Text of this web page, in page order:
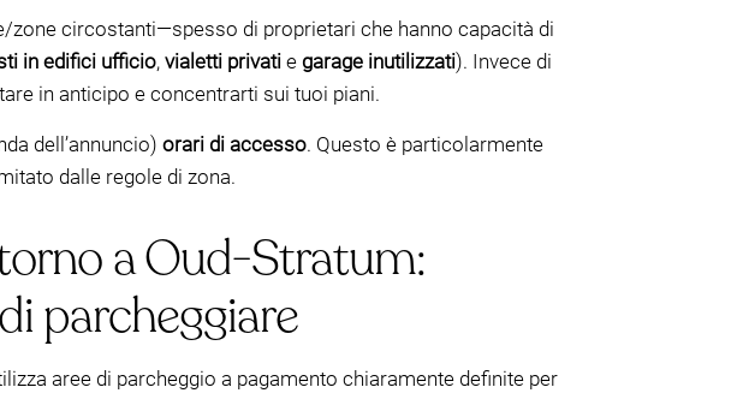
zone circostanti—spesso di proprietari che hanno capacità di
in edifici ufficio, vialetti privati e garage inutilizzati). Invece di
in anticipo e concentrarti sui tuoi piani.
dell’annuncio) orari di accesso. Questo è particolarmente
dalle regole di zona.
a Oud-Stratum:
parcheggiare
aree di parcheggio a pagamento chiaramente definite per